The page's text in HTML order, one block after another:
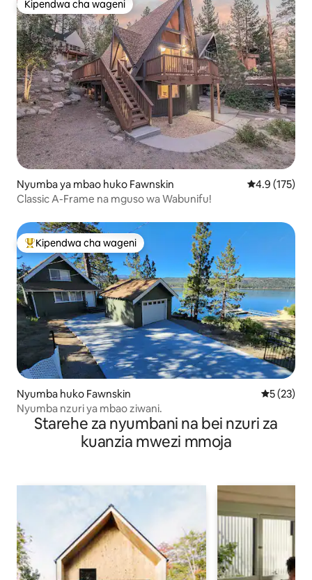
Kipendwa cha wageni
Kipendwa cha wageni
Nyumba ya mbao huko Fawnskin Ukadiriaji wa
4.9 (175)
Classic A-Frame na mguso wa Wabunifu!
Kipendwa maarufu cha wageni
Kipendwa cha wageni
Nyumba huko Fawnskin Ukadiriaji
5 (23)
Nyumba nzuri ya mbao ziwani.
Starehe za nyumbani na bei nzuri za
kuanzia mwezi mmoja